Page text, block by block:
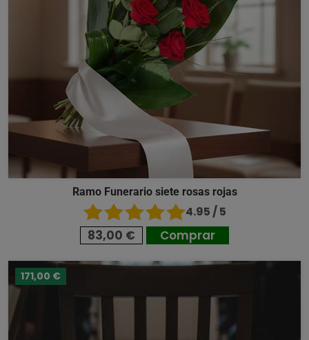
Ramo Funerario siete rosas rojas
4.95 / 5
83,00 € Comprar
171,00 €